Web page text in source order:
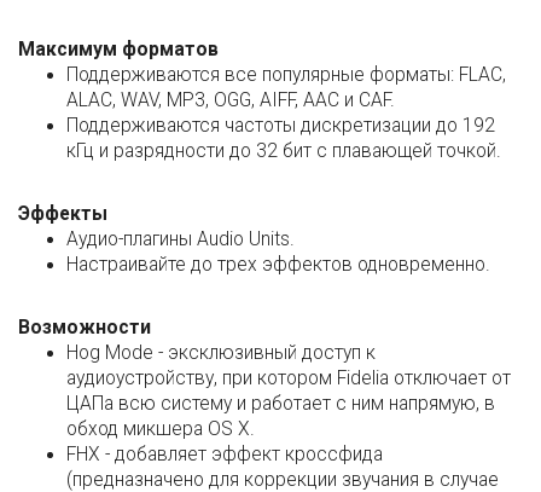
Максимум форматов
Поддерживаются все популярные форматы: FLAC,
ALAC, WAV, MP3, OGG, AIFF, AAC и CAF.
Поддерживаются частоты дискретизации до 192
кГц и разрядности до 32 бит с плавающей точкой.
Эффекты
Аудио-плагины Audio Units.
Настраивайте до трех эффектов одновременно.
Возможности
Hog Mode - эксклюзивный доступ к
аудиоустройству, при котором Fidelia отключает от
ЦАПа всю систему и работает с ним напрямую, в
обход микшера OS X.
FHX - добавляет эффект кроссфида
(предназначено для коррекции звучания в случае